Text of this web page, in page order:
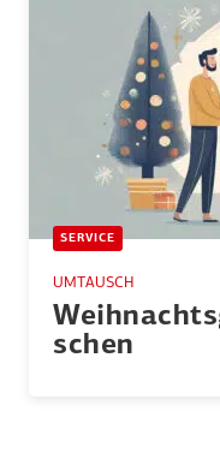
SERVICE
UMTAUSCH
schen